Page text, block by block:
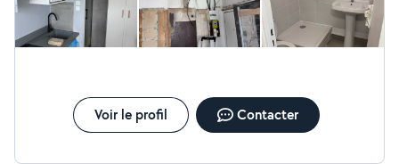
réparations, pannes et mises en sécurité. Maçonnerie,
carrelage & sols Petits travaux de maçonnerie, pose de
carrelage, lino, parquet et revêtements de sol.
mesure, pose de climatisation. Urgences & dépannages
rapides Disponible pour les interventions urgentes selon
disponibilité, avec réactivité et efficacité.
Voir le profil Contacter